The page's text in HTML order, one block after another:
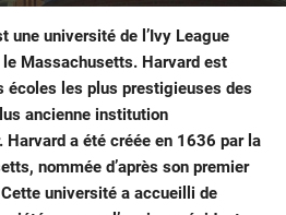
une université de l’Ivy League
Massachusetts. Harvard est
écoles les plus prestigieuses des
ancienne institution
Harvard a été créée en 1636 par la
nommée d’après son premier
université a accueilli de